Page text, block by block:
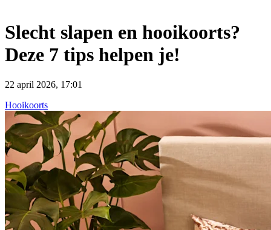
Slecht slapen en hooikoorts?
Deze 7 tips helpen je!
22 april 2026, 17:01
Hooikoorts